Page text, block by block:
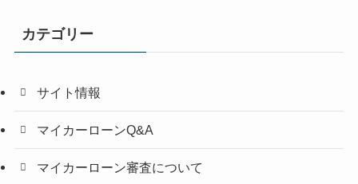
カテゴリー
サイト情報
マイカーローンQ&A
マイカーローン審査について